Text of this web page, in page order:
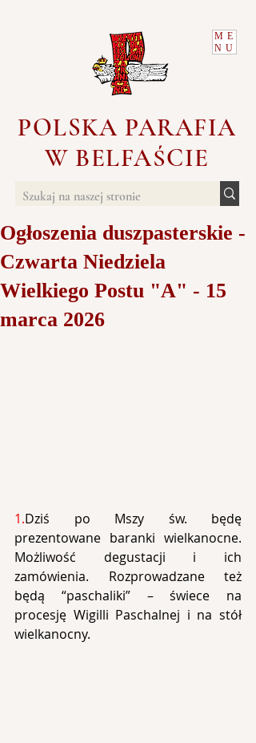
POLSKA PARAFIA
W BELFAŚCIE
ME
NU
Ogłoszenia duszpasterskie -
Czwarta Niedziela
Wielkiego Postu "A" - 15
marca 2026
1.Dziś po Mszy św. będę
prezentowane baranki wielkanocne.
Możliwość degustacji i ich
zamówienia. Rozprowadzane też
będą “paschaliki” – świece na
procesję Wigilli Paschalnej i na stół
wielkanocny.